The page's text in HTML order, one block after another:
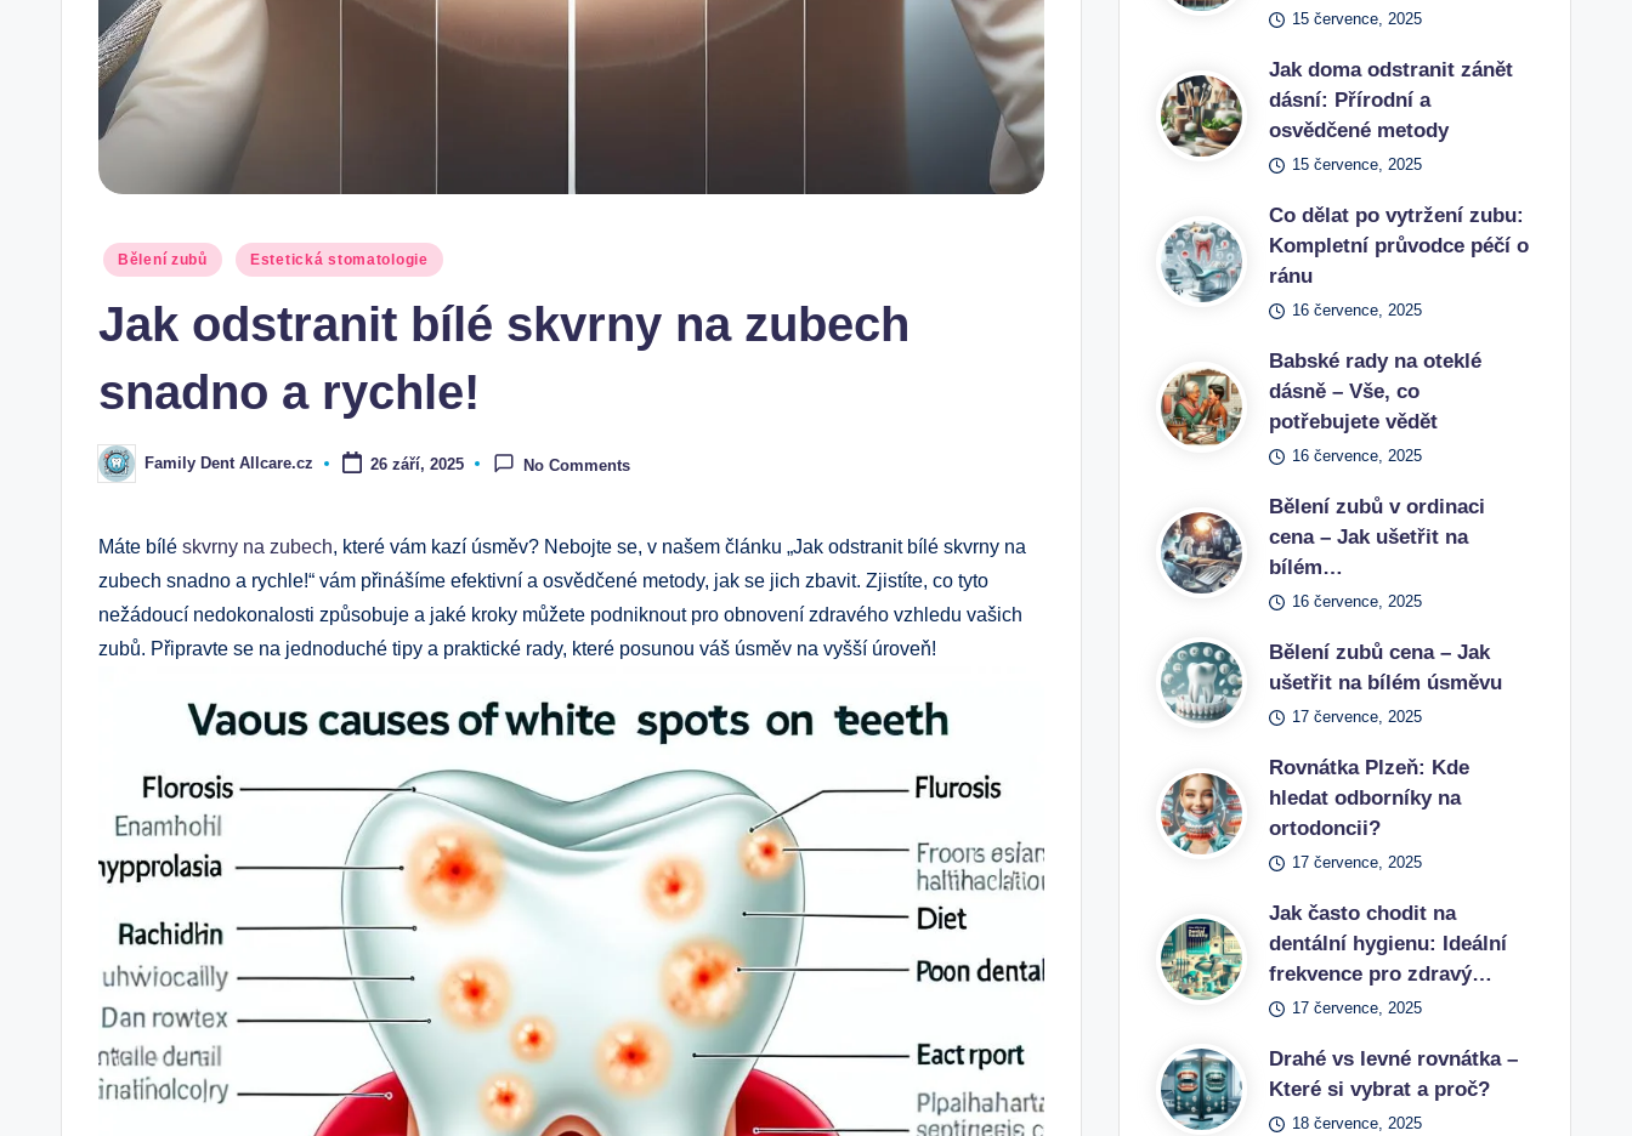
Posted
Bělení zubů Estetická stomatologie
Jak odstranit bílé skvrny na zubech
snadno a rychle!
Posted
by
Family Dent Allcare.cz 26 září, 2025 No Comments
Máte bílé skvrny na zubech, které vám kazí úsměv? Nebojte se, v našem článku „Jak odstranit bílé skvrny na
zubech snadno a rychle!“ vám přinášíme efektivní a osvědčené metody, jak se jich zbavit. Zjistíte, co tyto
nežádoucí nedokonalosti způsobuje a jaké kroky můžete podniknout pro obnovení zdravého vzhledu vašich
zubů. Připravte se na jednoduché tipy a praktické rady, které posunou váš úsměv na vyšší úroveň!
15 července, 2025
Jak doma odstranit zánět
dásní: Přírodní a
osvědčené metody
15 července, 2025
Co dělat po vytržení zubu:
Kompletní průvodce péčí o
ránu
16 července, 2025
Babské rady na oteklé
dásně – Vše, co
potřebujete vědět
16 července, 2025
Bělení zubů v ordinaci
cena – Jak ušetřit na
bílém…
16 července, 2025
Bělení zubů cena – Jak
ušetřit na bílém úsměvu
17 července, 2025
Rovnátka Plzeň: Kde
hledat odborníky na
ortodoncii?
17 července, 2025
Jak často chodit na
dentální hygienu: Ideální
frekvence pro zdravý…
17 července, 2025
Drahé vs levné rovnátka –
Které si vybrat a proč?
18 července, 2025